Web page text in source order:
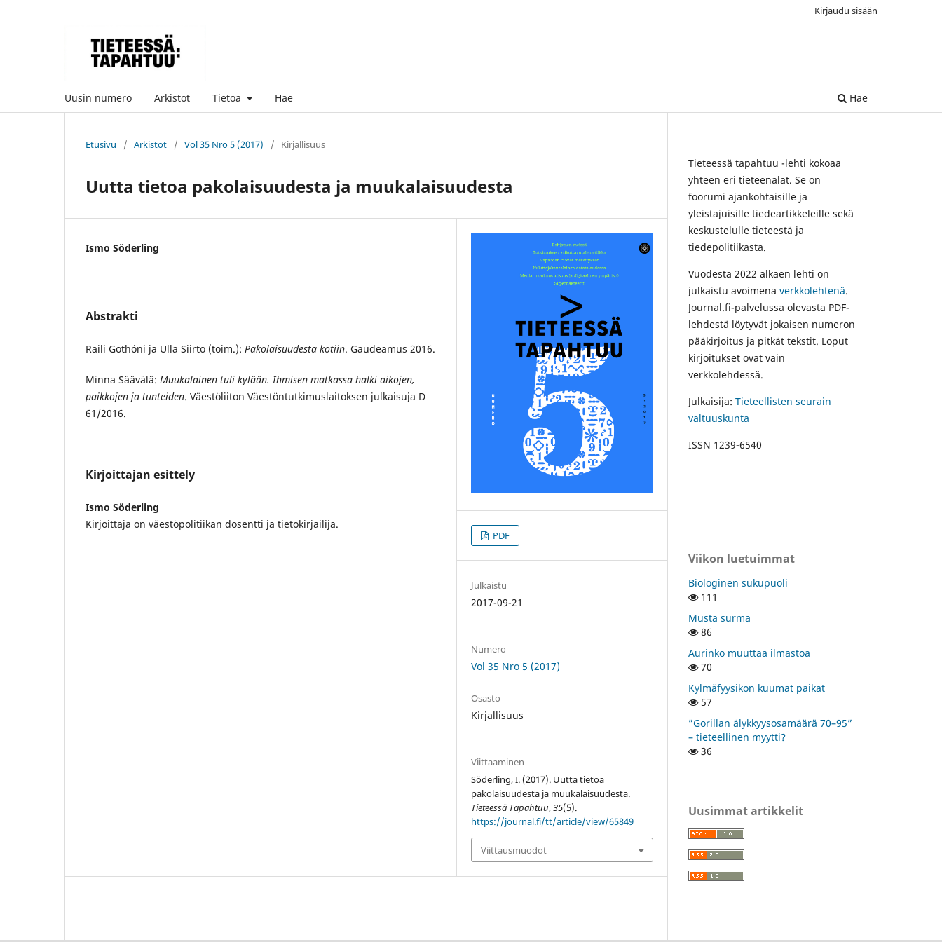
Uusin numero Arkistot Tietoa Hae Hae
Kirjaudu sisään
Etusivu / Arkistot / Vol 35 Nro 5 (2017) / Kirjallisuus
Uutta tietoa pakolaisuudesta ja muukalaisuudesta
Ismo Söderling
Abstrakti
Raili Gothóni ja Ulla Siirto (toim.): Pakolaisuudesta kotiin. Gaudeamus 2016.
Minna Säävälä: Muukalainen tuli kylään. Ihmisen matkassa halki aikojen,
paikkojen ja tunteiden. Väestöliiton Väestöntutkimuslaitoksen julkaisuja D
61/2016.
Kirjoittajan esittely
Ismo Söderling
Kirjoittaja on väestöpolitiikan dosentti ja tietokirjailija.
PDF
Julkaistu
2017-09-21
Numero
Vol 35 Nro 5 (2017)
Osasto
Kirjallisuus
Viittaaminen
Söderling, I. (2017). Uutta tietoa
pakolaisuudesta ja muukalaisuudesta.
Tieteessä Tapahtuu,35(5).
https://journal.fi/tt/article/view/65849
Viittausmuodot
Tieteessä tapahtuu -lehti kokoaa
yhteen eri tieteenalat. Se on
foorumi ajankohtaisille ja
yleistajuisille tiedeartikkeleille sekä
keskustelulle tieteestä ja
tiedepolitiikasta.
Vuodesta 2022 alkaen lehti on
julkaistu avoimena verkkolehtenä.
Journal.fi-palvelussa olevasta PDF-
lehdestä löytyvät jokaisen numeron
pääkirjoitus ja pitkät tekstit. Loput
kirjoitukset ovat vain
verkkolehdessä.
Julkaisija: Tieteellisten seurain
valtuuskunta
ISSN 1239-6540
Viikon luetuimmat
Biologinen sukupuoli
111
Musta surma
86
Aurinko muuttaa ilmastoa
70
Kylmäfyysikon kuumat paikat
57
”Gorillan älykkyysosamäärä 70–95”
– tieteellinen myytti?
36
Uusimmat artikkelit